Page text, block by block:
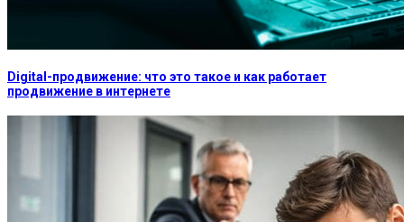
Digital-продвижение: что это такое и как работает
продвижение в интернете